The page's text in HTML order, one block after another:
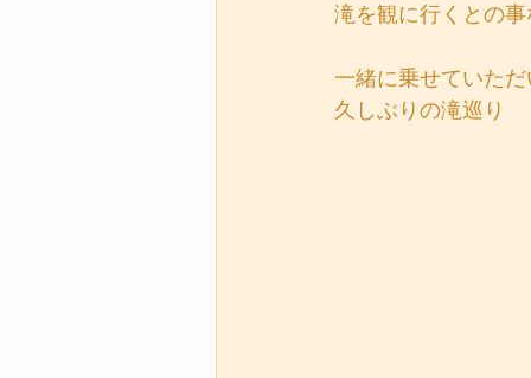
滝を観に行くとの
一緒に乗せていた
久しぶりの滝巡り